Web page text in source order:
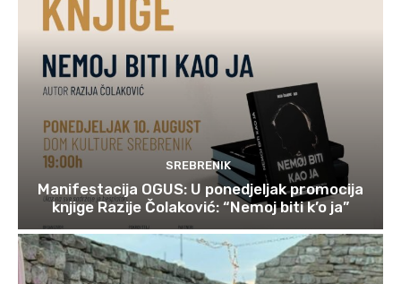
SREBRENIK
Manifestacija OGUS: U ponedjeljak promocija
knjige Razije Čolaković: “Nemoj biti k’o ja”